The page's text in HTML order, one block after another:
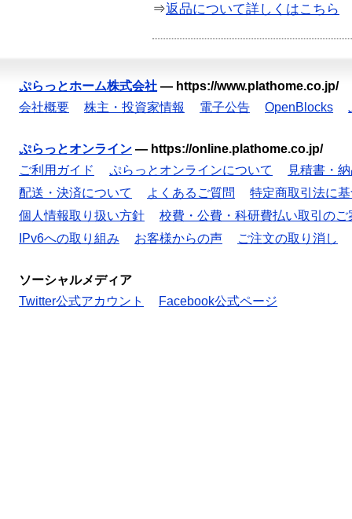
⇒返品について詳しくはこちら
ぷらっとホーム株式会社 — https://www.plathome.co.jp/
会社概要
株主・投資家情報 電子公告 OpenBlocks
ぷらっとオンライン — https://online.plathome.co.jp/
ご利用ガイド
ぷらっとオンラインについて
見積書・
配送・決済について
よくあるご質問
特定商取引法に
個人情報取り扱い方針
校費・公費・科研費払い取引のご
IPv6への取り組み
お客様からの声 ご注文の取り消し
ソーシャルメディア
Twitter公式アカウント
Facebook公式ページ